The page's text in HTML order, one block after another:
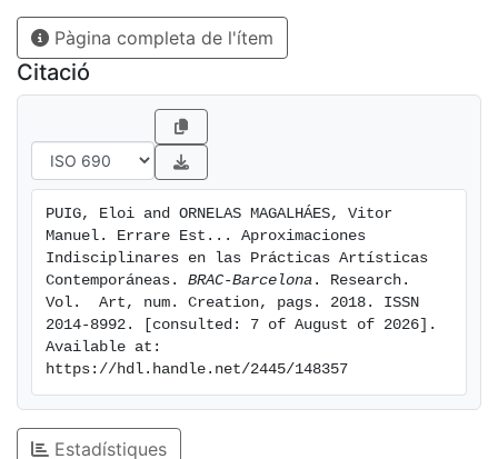
que a menudo hemos llamado error.
Pàgina completa de l'ítem
Citació
PUIG, Eloi and ORNELAS MAGALHÁES, Vitor
Manuel. Errare Est... Aproximaciones
Indisciplinares en las Prácticas Artísticas
Contemporáneas. BRAC-Barcelona . Research.
Vol.  Art, num. Creation, pags. 2018. ISSN
2014-8992. [consulted: 7 of August of 2026].
Available at:
https://hdl.handle.net/2445/148357
Estadístiques